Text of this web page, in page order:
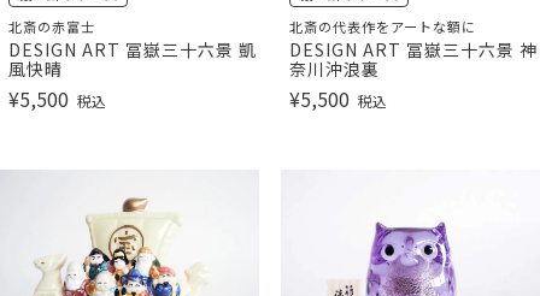
北斎の赤富士
DESIGN ART 冨嶽三十六景 凱
風快晴
¥5,500 税込
北斎の代表作をアートな額に
DESIGN ART 冨嶽三十六景 神
奈川沖浪裏
¥5,500 税込